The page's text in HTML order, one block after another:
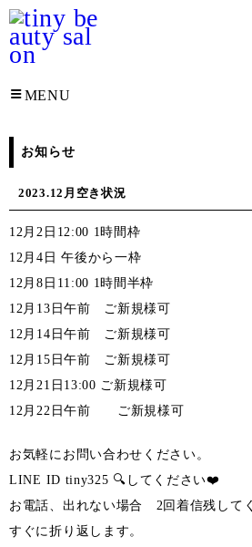
MENU
お知らせ
2023.12月空き状況
12月2日12:00 1時間枠
12月4日 午後から一枠
12月8日11:00 1時間半枠
12月13日午前 ご新規様可
12月14日午前 ご新規様可
12月15日午前 ご新規様可
12月21日13:00 ご新規様可
12月22日午前 ご新規様可
お気軽にお問い合わせください。
LINE ID tiny325 🔍してください❤️
お電話、出れない場合 2回着信残して
すぐに折り返します。